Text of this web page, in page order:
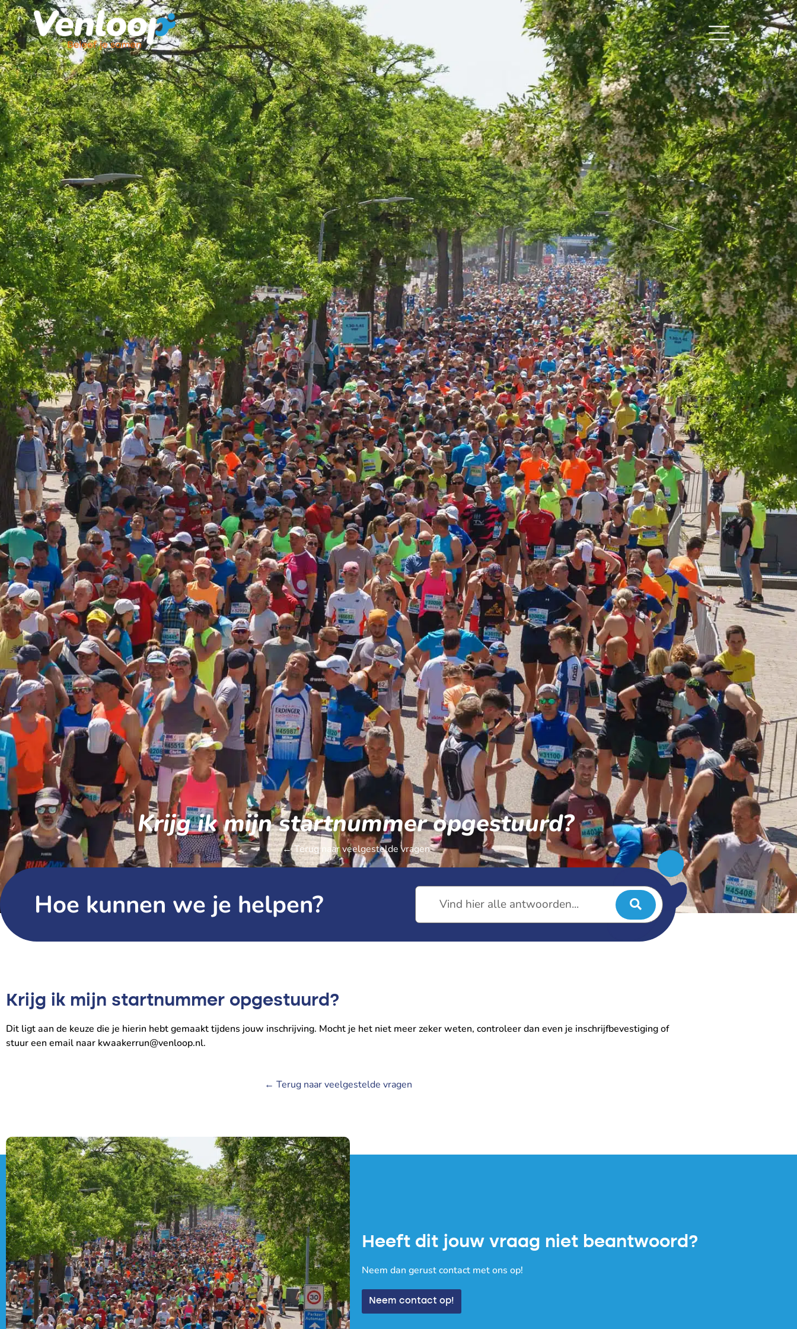
Krijg ik mijn startnummer opgestuurd?
← Terug naar veelgestelde vragen
Hoe kunnen we je helpen?
Krijg ik mijn startnummer opgestuurd?
Dit ligt aan de keuze die je hierin hebt gemaakt tijdens jouw inschrijving. Mocht je het niet meer zeker weten, controleer dan even je inschrijfbevestiging of
stuur een email naar kwaakerrun@venloop.nl.
← Terug naar veelgestelde vragen
Heeft dit jouw vraag niet beantwoord?
Neem dan gerust contact met ons op!
Neem contact op!